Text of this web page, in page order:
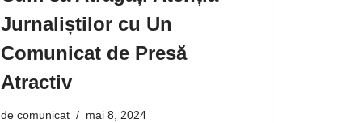
Jurnaliștilor cu Un
Comunicat de Presă
Atractiv
de comunicat mai 8, 2024